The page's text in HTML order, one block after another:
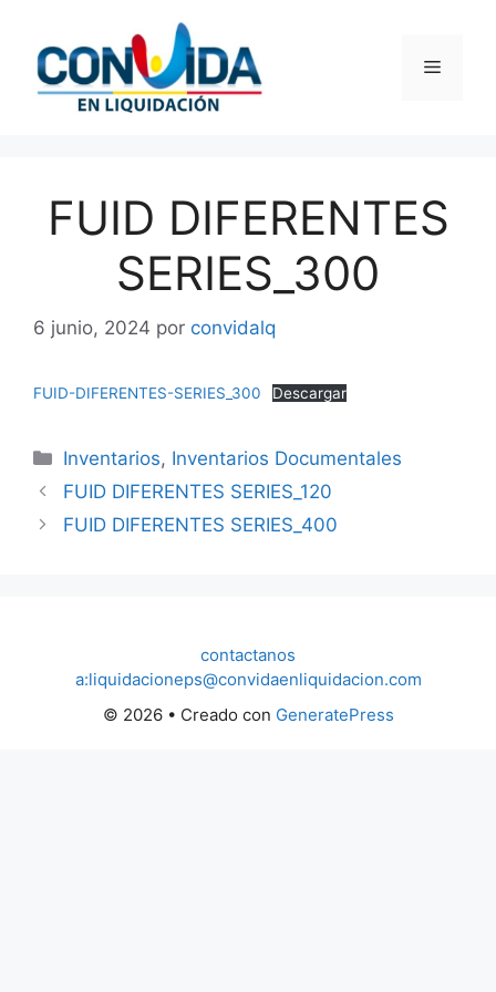
contenido
Menú
FUID DIFERENTES
SERIES_300
6 junio, 2024 por convidalq
FUID-DIFERENTES-SERIES_300 Descargar
Categorías
Inventarios, Inventarios Documentales
FUID DIFERENTES SERIES_120
FUID DIFERENTES SERIES_400
contactanos
a:liquidacioneps@convidaenliquidacion.com
© 2026 • Creado con GeneratePress